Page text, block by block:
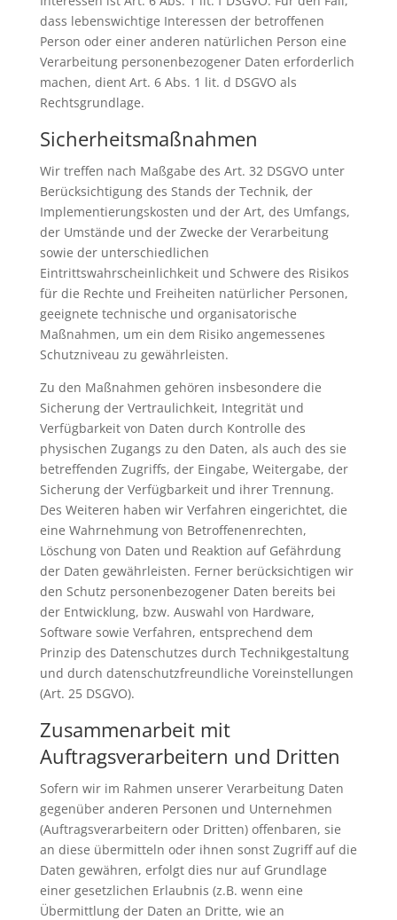
dass lebenswichtige Interessen der betroffenen
Person oder einer anderen natürlichen Person eine
Verarbeitung personenbezogener Daten erforderlich
machen, dient Art. 6 Abs. 1 lit. d DSGVO als
Rechtsgrundlage.
Sicherheitsmaßnahmen
Wir treffen nach Maßgabe des Art. 32 DSGVO unter
Berücksichtigung des Stands der Technik, der
Implementierungskosten und der Art, des Umfangs,
der Umstände und der Zwecke der Verarbeitung
sowie der unterschiedlichen
Eintrittswahrscheinlichkeit und Schwere des Risikos
für die Rechte und Freiheiten natürlicher Personen,
geeignete technische und organisatorische
Maßnahmen, um ein dem Risiko angemessenes
Schutzniveau zu gewährleisten.
Zu den Maßnahmen gehören insbesondere die
Sicherung der Vertraulichkeit, Integrität und
Verfügbarkeit von Daten durch Kontrolle des
physischen Zugangs zu den Daten, als auch des sie
betreffenden Zugriffs, der Eingabe, Weitergabe, der
Sicherung der Verfügbarkeit und ihrer Trennung.
Des Weiteren haben wir Verfahren eingerichtet, die
eine Wahrnehmung von Betroffenenrechten,
Löschung von Daten und Reaktion auf Gefährdung
der Daten gewährleisten. Ferner berücksichtigen wir
den Schutz personenbezogener Daten bereits bei
der Entwicklung, bzw. Auswahl von Hardware,
Software sowie Verfahren, entsprechend dem
Prinzip des Datenschutzes durch Technikgestaltung
und durch datenschutzfreundliche Voreinstellungen
(Art. 25 DSGVO).
Zusammenarbeit mit
Auftragsverarbeitern und Dritten
Sofern wir im Rahmen unserer Verarbeitung Daten
gegenüber anderen Personen und Unternehmen
(Auftragsverarbeitern oder Dritten) offenbaren, sie
an diese übermitteln oder ihnen sonst Zugriff auf die
Daten gewähren, erfolgt dies nur auf Grundlage
einer gesetzlichen Erlaubnis (z.B. wenn eine
Übermittlung der Daten an Dritte, wie an